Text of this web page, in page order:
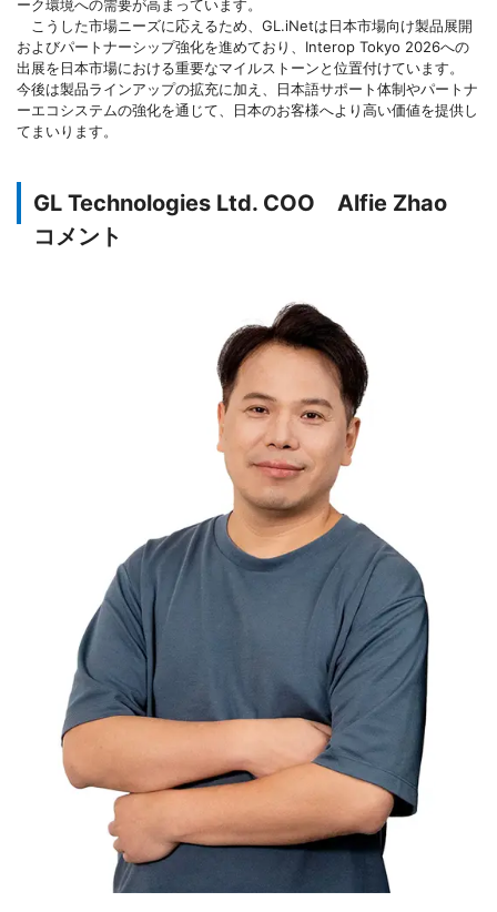
ーク環境への需要が高まっています。
こうした市場ニーズに応えるため、GL.iNetは日本市場向け製品展開
およびパートナーシップ強化を進めており、Interop Tokyo 2026への
出展を日本市場における重要なマイルストーンと位置付けています。
今後は製品ラインアップの拡充に加え、日本語サポート体制やパートナ
ーエコシステムの強化を通じて、日本のお客様へより高い価値を提供し
てまいります。
GL Technologies Ltd. COO Alfie Zhao
コメント